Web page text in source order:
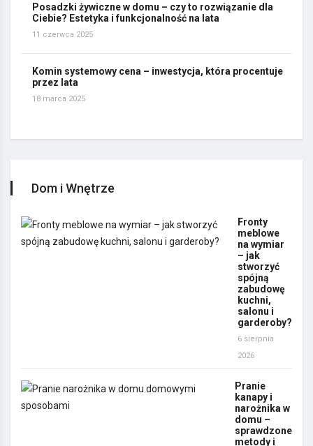
Posadzki żywiczne w domu – czy to rozwiązanie dla
Ciebie? Estetyka i funkcjonalność na lata
11 czerwca 2025
Komin systemowy cena – inwestycja, która procentuje
przez lata
18 marca 2025
Dom i Wnętrze
Fronty
meblowe
na wymiar
– jak
stworzyć
spójną
zabudowę
kuchni,
salonu i
garderoby?
6 sierpnia
2026
Pranie
kanapy i
narożnika w
domu –
sprawdzone
metody i